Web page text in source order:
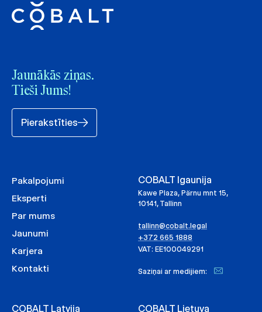
Jaunākās ziņas.
Tieši Jums!
Pierakstīties
Pakalpojumi
Eksperti
Par mums
Jaunumi
Karjera
Kontakti
COBALT Igaunija
Kawe Plaza, Pärnu mnt 15,
10141, Tallinn
tallinn@cobalt.legal
+372 665 1888
VAT: EE100049291
Saziņai ar medijiem:
COBALT Latvija COBALT Lietuva